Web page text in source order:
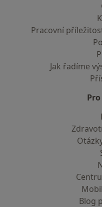
Pracovní
Jak řadíme
Blog